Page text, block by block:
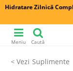
Hidratare Zilnică
Meniu Caută
Suplimente